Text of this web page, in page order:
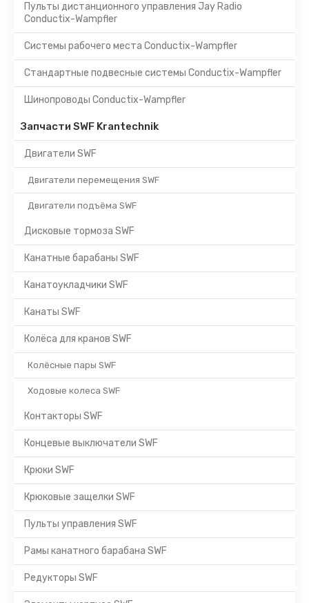
Пульты дистанционного управления Jay Radio
Conductix-Wampfler
Системы рабочего места Conductix-Wampfler
Стандартные подвесные системы Conductix-Wampfler
Шинопроводы Conductix-Wampfler
Запчасти SWF Krantechnik
Двигатели SWF
Двигатели перемещения SWF
Двигатели подъёма SWF
Дисковые тормоза SWF
Канатные барабаны SWF
Канатоукладчики SWF
Канаты SWF
Колёса для кранов SWF
Колёсные пары SWF
Ходовые колеса SWF
Контакторы SWF
Концевые выключатели SWF
Крюки SWF
Крюковые защелки SWF
Пульты управления SWF
Рамы канатного барабана SWF
Редукторы SWF